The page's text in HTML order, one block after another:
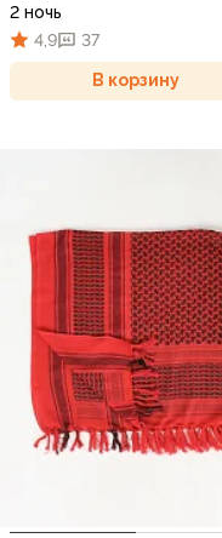
2 ночь
4,9
37
В корзину